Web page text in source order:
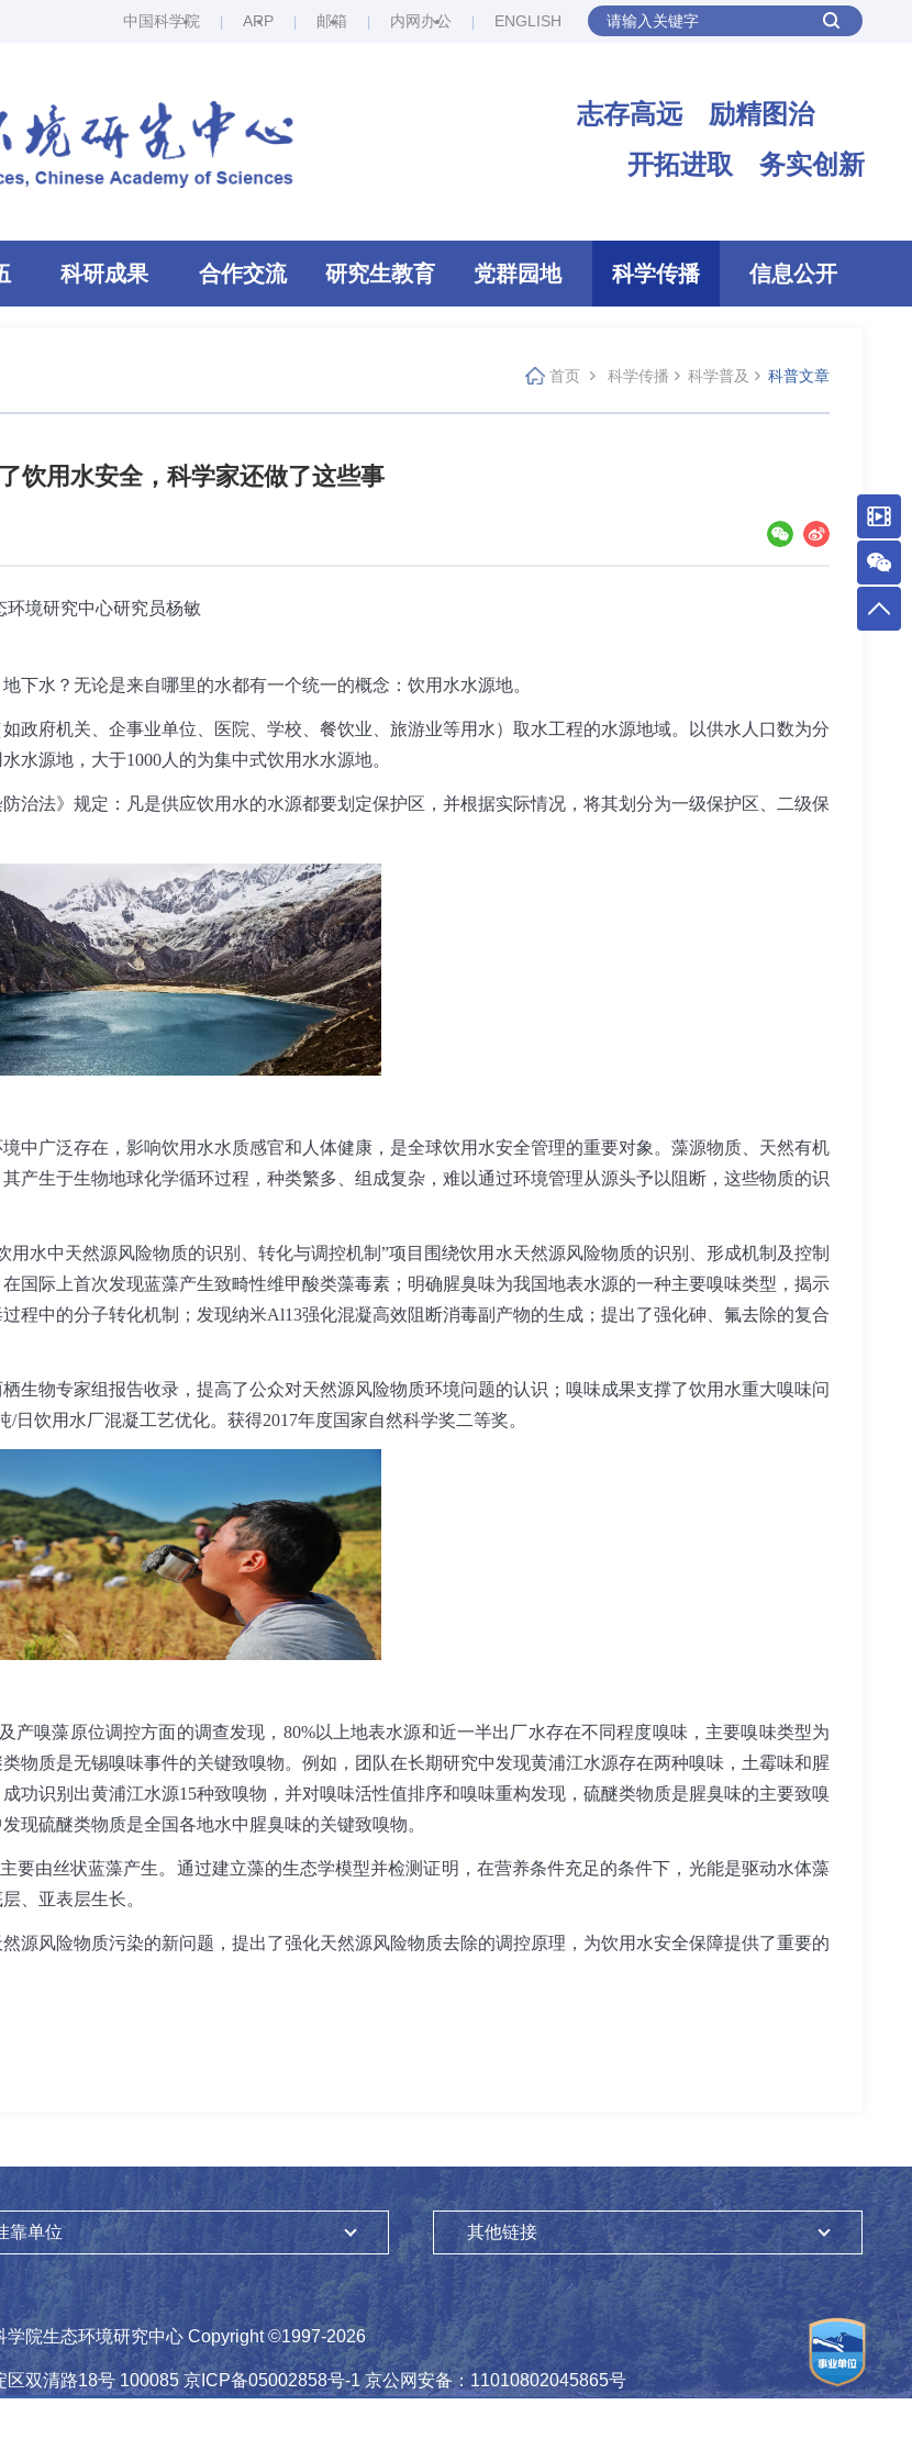
中国科学院 ARP 邮箱 内网办公 ENGLISH
志存高远 励精图治
开拓进取 务实创新
科研成果 合作交流 研究生教育 党群园地 科学传播 信息公开
首页 科学传播 科学普及 科普文章
饮用水安全，科学家还做了这些事
境研究中心研究员杨敏
水？无论是来自哪里的水都有一个统一的概念：饮用水水源地。
府机关、企事业单位、医院、学校、餐饮业、旅游业等用水）取水工程的水源地域。以供水人口数为分
水源地，大于1000人的为集中式饮用水水源地。
法》规定：凡是供应饮用水的水源都要划定保护区，并根据实际情况，将其划分为一级保护区、二级保
广泛存在，影响饮用水水质感官和人体健康，是全球饮用水安全管理的重要对象。藻源物质、天然有机
产生于生物地球化学循环过程，种类繁多、组成复杂，难以通过环境管理从源头予以阻断，这些物质的识
中天然源风险物质的识别、转化与调控机制”项目围绕饮用水天然源风险物质的识别、形成机制及控制
国际上首次发现蓝藻产生致畸性维甲酸类藻毒素；明确腥臭味为我国地表水源的一种主要嗅味类型，揭示
程中的分子转化机制；发现纳米Al13强化混凝高效阻断消毒副产物的生成；提出了强化砷、氟去除的复合
物专家组报告收录，提高了公众对天然源风险物质环境问题的认识；嗅味成果支撑了饮用水重大嗅味问
饮用水厂混凝工艺优化。获得2017年度国家自然科学奖二等奖。
嗅藻原位调控方面的调查发现，80%以上地表水源和近一半出厂水存在不同程度嗅味，主要嗅味类型为
物质是无锡嗅味事件的关键致嗅物。例如，团队在长期研究中发现黄浦江水源存在两种嗅味，土霉味和腥
功识别出黄浦江水源15种致嗅物，并对嗅味活性值排序和嗅味重构发现，硫醚类物质是腥臭味的主要致嗅
现硫醚类物质是全国各地水中腥臭味的关键致嗅物。
由丝状蓝藻产生。通过建立藻的生态学模型并检测证明，在营养条件充足的条件下，光能是驱动水体藻
、亚表层生长。
风险物质污染的新问题，提出了强化天然源风险物质去除的调控原理，为饮用水安全保障提供了重要的
靠单位 其他链接
学院生态环境研究中心 Copyright ©1997-2026
区双清路18号 100085 京ICP备05002858号-1 京公网安备：11010802045865号